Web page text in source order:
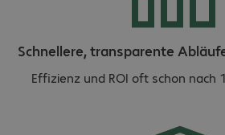
Schnellere, transparente
Effizienz und ROI oft schon nach